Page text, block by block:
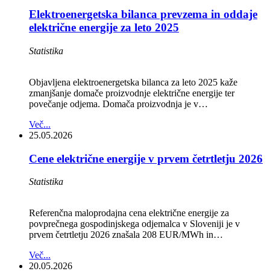
Elektroenergetska bilanca prevzema in oddaje
električne energije za leto 2025
Statistika
Objavljena elektroenergetska bilanca za leto 2025 kaže
zmanjšanje domače proizvodnje električne energije ter
povečanje odjema. Domača proizvodnja je v…
Več...
25.05.2026
Cene električne energije v prvem četrtletju 2026
Statistika
Referenčna maloprodajna cena električne energije za
povprečnega gospodinjskega odjemalca v Sloveniji je v
prvem četrtletju 2026 znašala 208 EUR/MWh in…
Več...
20.05.2026